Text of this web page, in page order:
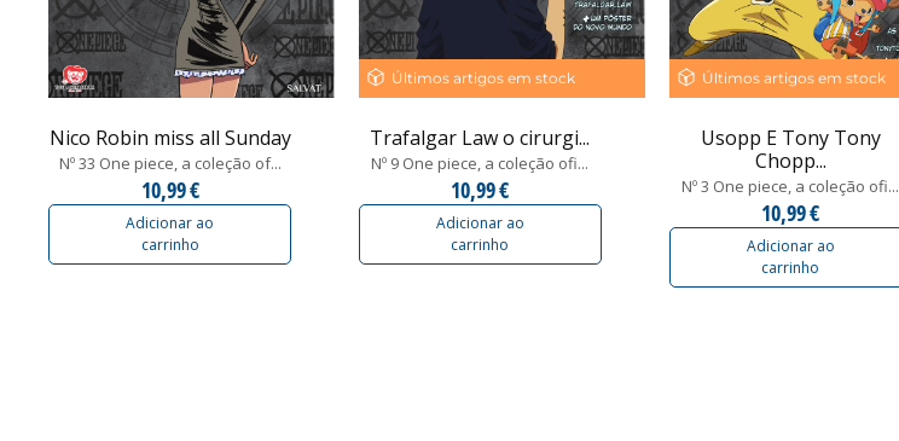
Nico Robin miss all Sunday
Nº 33 One piece, a coleção of...
10,99 €
Adicionar ao
carrinho
Últimos artigos em stock
Trafalgar Law o cirurgi...
Nº 9 One piece, a coleção ofi...
10,99 €
Adicionar ao
carrinho
Últimos artigos em stock
Usopp E Tony Tony
Chopp...
Nº 3 One piece, a coleção ofi...
10,99 €
Adicionar ao
carrinho